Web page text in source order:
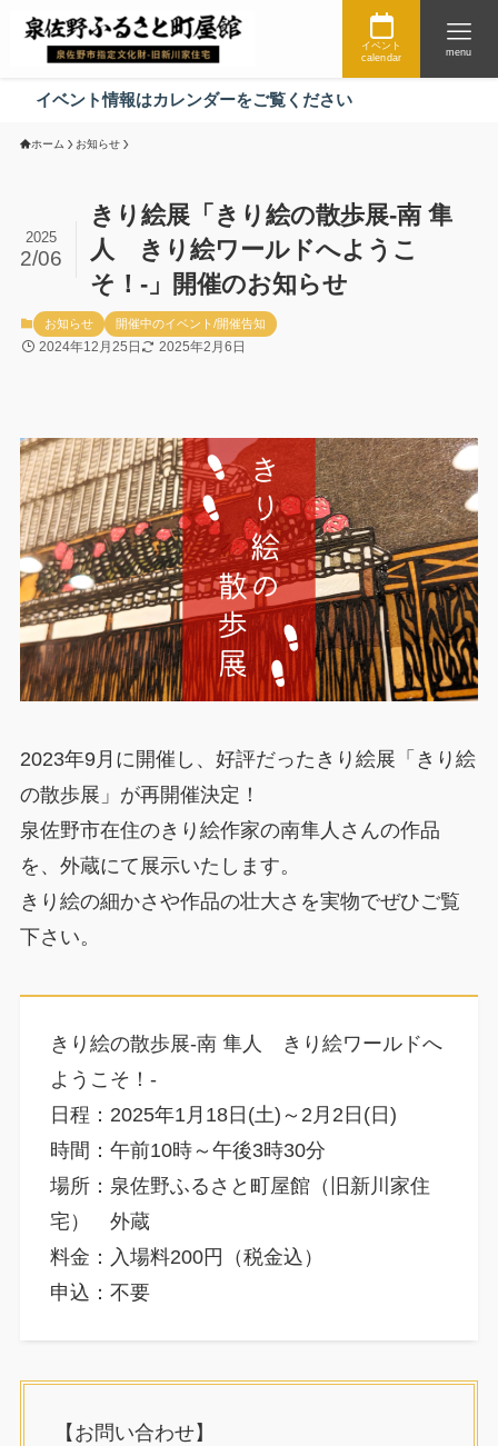
イベント
calendar
menu
ベント情報はカレンダーをご覧ください
ホーム お知らせ
きり絵展「きり絵の散歩展-南 隼
人 きり絵ワールドへようこ
そ！-」開催のお知らせ
2025
2/06
お知らせ 開催中のイベント/開催告知
2024年12月25日 2025年2月6日
2023年9月に開催し、好評だったきり絵展「きり絵
の散歩展」が再開催決定！
泉佐野市在住のきり絵作家の南隼人さんの作品
を、外蔵にて展示いたします。
きり絵の細かさや作品の壮大さを実物でぜひご覧
下さい。
きり絵の散歩展-南 隼人 きり絵ワールドへ
ようこそ！-
日程：2025年1月18日(土)～2月2日(日)
時間：午前10時～午後3時30分
場所：泉佐野ふるさと町屋館（旧新川家住
宅） 外蔵
料金：入場料200円（税金込）
申込：不要
【お問い合わせ】